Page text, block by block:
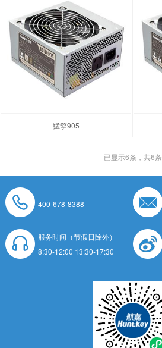
猛擎905
已显示6条，共6条
400-678-8388
服务时间（节假日除外）
8:30-12:00 13:30-17:30